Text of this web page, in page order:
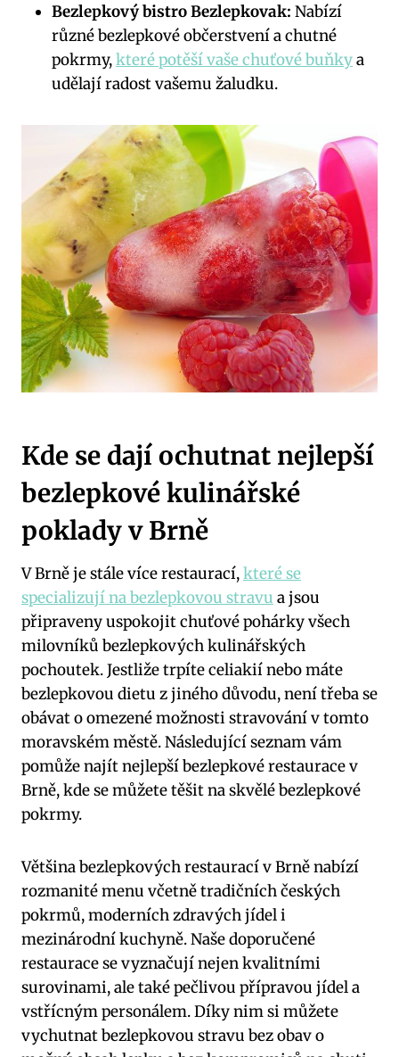
Bezlepkový bistro Bezlepkovak: Nabízí
různé bezlepkové občerstvení a chutné
pokrmy,které potěší vaše chuťové buňkya
udělají radost vašemu žaludku.
Kde se dají ochutnat nejlepší
bezlepkové kulinářské
poklady v Brně
V Brně je stále více restaurací,které se
specializují na bezlepkovou stravu a jsou
připraveny uspokojit chuťové pohárky všech
milovníků bezlepkových kulinářských
pochoutek. Jestliže trpíte celiakií nebo máte
bezlepkovou dietu z jiného důvodu, není třeba se
obávat o omezené možnosti stravování v tomto
moravském městě. Následující seznam vám
pomůže najít nejlepší bezlepkové restaurace v
Brně, kde se můžete těšit na skvělé bezlepkové
pokrmy.
Většina bezlepkových restaurací v Brně nabízí
rozmanité menu včetně tradičních českých
pokrmů, moderních zdravých jídel i
mezinárodní kuchyně. Naše doporučené
restaurace se vyznačují nejen kvalitními
surovinami, ale také pečlivou přípravou jídel a
vstřícným personálem. Díky nim si můžete
vychutnat bezlepkovou stravu bez obav o